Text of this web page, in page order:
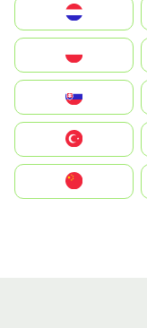
United States
中國香港特別行政區